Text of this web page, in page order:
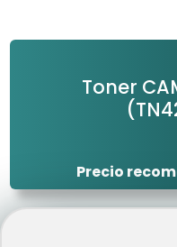
Toner
Precio